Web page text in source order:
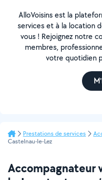
AlloVoisins est la
services et à la location
vous ! Rejoignez notre
membres,
votre quotidien
Prestations de services
Castelnau-le-Lez
Accompagnateur